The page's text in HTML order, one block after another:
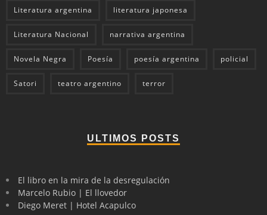
Literatura argentina literatura japonesa
Literatura Nacional narrativa argentina
Novela Negra Poesía poesía argentina policial
Satori teatro argentino terror
ULTIMOS POSTS
El libro en la mira de la desregulación
Marcelo Rubio | El llovedor
Diego Meret | Hotel Acapulco